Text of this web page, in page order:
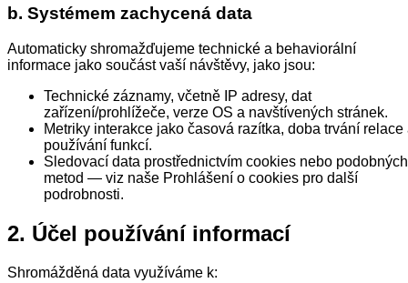
b. Systémem zachycená data
Automaticky shromažďujeme technické a behaviorální
informace jako součást vaší návštěvy, jako jsou:
Technické záznamy, včetně IP adresy, dat
zařízení/prohlížeče, verze OS a navštívených stránek.
Metriky interakce jako časová razítka, doba trvání relace
používání funkcí.
Sledovací data prostřednictvím cookies nebo podobných
metod — viz naše Prohlášení o cookies pro další
podrobnosti.
2. Účel používání informací
Shromážděná data využíváme k: